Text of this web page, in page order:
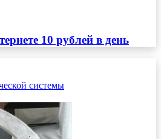
10 рублей в день